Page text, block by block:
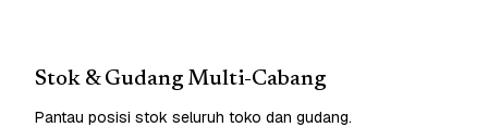
Stok & Gudang Multi-Cabang
Pantau posisi stok seluruh toko dan gudang.